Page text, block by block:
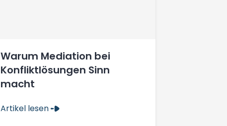
Warum Mediation bei
Konfliktlösungen Sinn
macht
Artikel lesen